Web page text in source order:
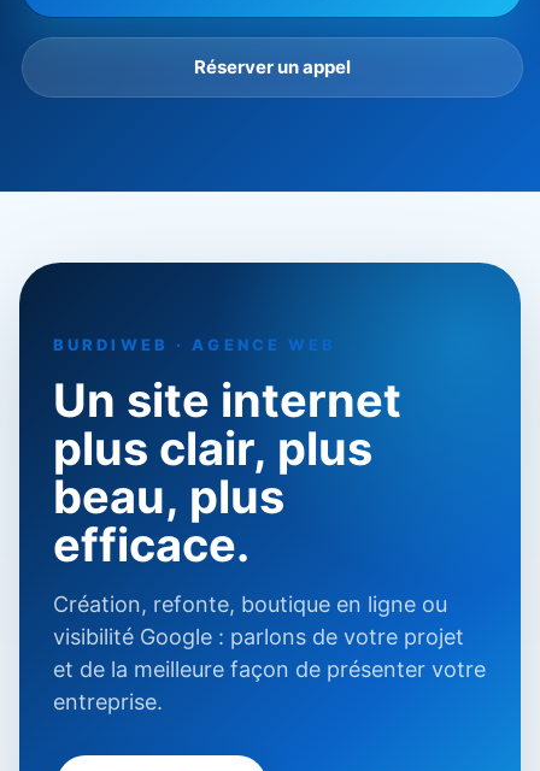
Réserver un appel
BURDIWEB · AGENCE WEB
Un site internet
plus clair, plus
beau, plus
efficace.
Création, refonte, boutique en ligne ou
visibilité Google : parlons de votre projet
et de la meilleure façon de présenter votre
entreprise.